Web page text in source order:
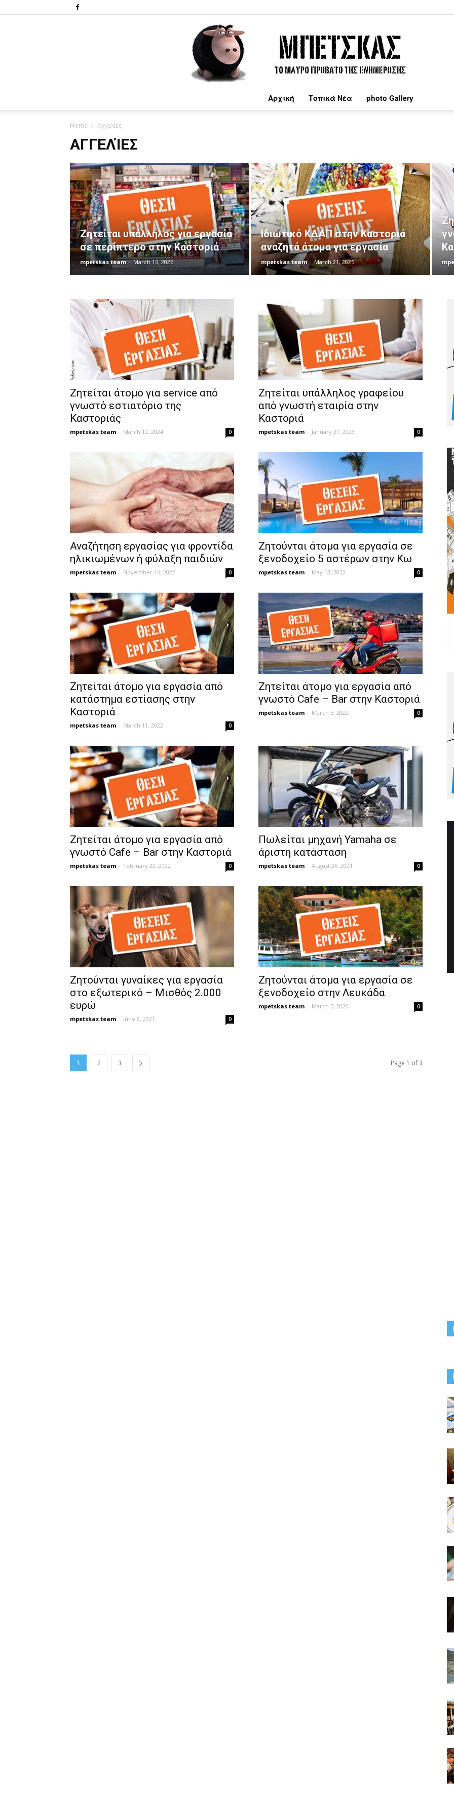
Αρχική Τοπικά Νέα photo Gallery
Home Αγγελίες
ΑΓΓΕΛΊΕΣ
Ζητείται υπάλληλος για εργασία
σε περίπτερο στην Καστοριά
mpetskas team - March 16, 2026
Ιδιωτικό ΚΔΑΠ στην Καστοριά
αναζητά άτομα για εργασία
mpetskas team - March 21, 2025
Ζητείται άτομο για service από
γνωστό εστιατόριο της
Καστοριάς
mpetskas team - March 12, 2024 0
Ζητείται υπάλληλος γραφείου
από γνωστή εταιρία στην
Καστοριά
mpetskas team - January 27, 2023 0
Αναζήτηση εργασίας για φροντίδα
ηλικιωμένων ή φύλαξη παιδιών
mpetskas team - November 16, 2022 0
Ζητούνται άτομα για εργασία σε
ξενοδοχείο 5 αστέρων στην Κω
mpetskas team - May 13, 2022 0
Ζητείται άτομο για εργασία από
κατάστημα εστίασης στην
Καστοριά
mpetskas team - March 11, 2022 0
Ζητείται άτομο για εργασία από
γνωστό Cafe – Bar στην Καστοριά
mpetskas team - March 5, 2022 0
Ζητείται άτομο για εργασία από
γνωστό Cafe – Bar στην Καστοριά
mpetskas team - February 22, 2022 0
Πωλείται μηχανή Yamaha σε
άριστη κατάσταση
mpetskas team - August 26, 2021 0
Ζητούνται γυναίκες για εργασία
στο εξωτερικό – Μισθός 2.000
ευρώ
mpetskas team - June 8, 2021 0
Ζητούνται άτομα για εργασία σε
ξενοδοχείο στην Λευκάδα
mpetskas team - March 5, 2020 0
1 2 3 Page 1 of 3